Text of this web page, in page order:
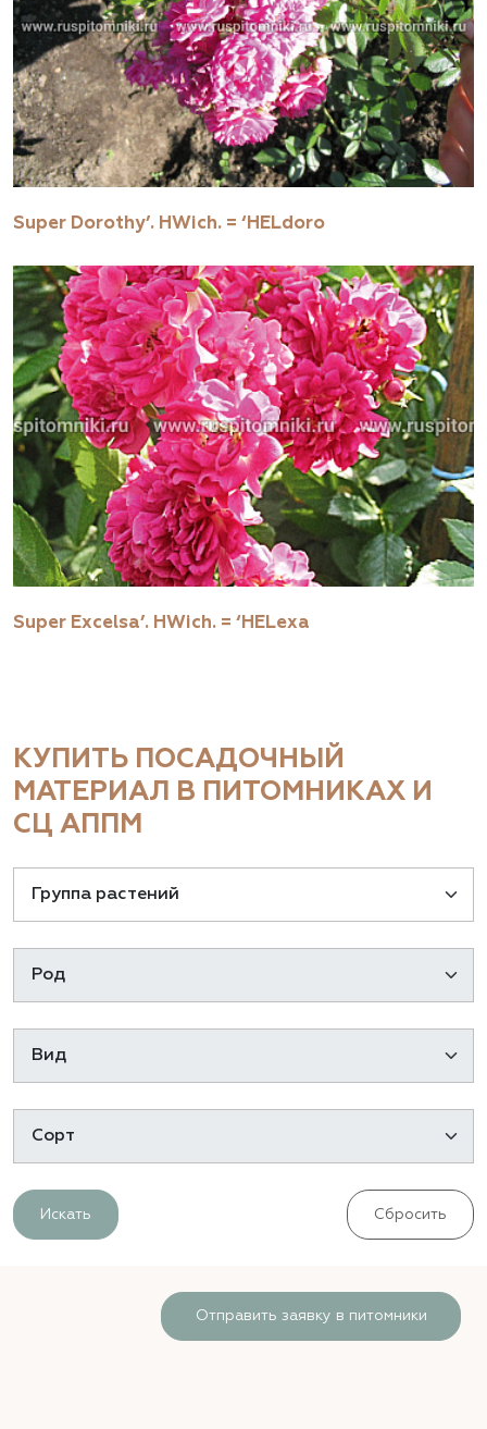
Super Dorothy’. HWich. = ‘HELdoro
Super Excelsa’. НWich. = ‘HELexa
КУПИТЬ ПОСАДОЧНЫЙ
МАТЕРИАЛ В ПИТОМНИКАХ И
СЦ АППМ
Искать Сбросить
Отправить заявку в питомники